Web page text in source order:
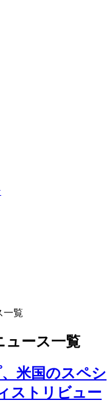
一覧
ュース一覧
米国のスペシ
ストリビュー